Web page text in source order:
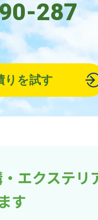
287
りを試す
エクステリ
す